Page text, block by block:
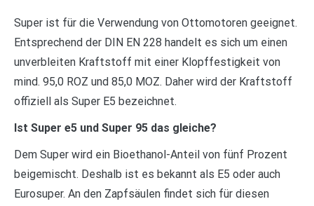
Super ist für die Verwendung von Ottomotoren geeignet.
Entsprechend der DIN EN 228 handelt es sich um einen
unverbleiten Kraftstoff mit einer Klopffestigkeit von
mind. 95,0 ROZ und 85,0 MOZ. Daher wird der Kraftstoff
offiziell als Super E5 bezeichnet.
Ist Super e5 und Super 95 das gleiche?
Dem Super wird ein Bioethanol-Anteil von fünf Prozent
beigemischt. Deshalb ist es bekannt als E5 oder auch
Eurosuper. An den Zapfsäulen findet sich für diesen